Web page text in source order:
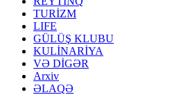
TURİZM
LIFE
GÜLÜŞ KLUBU
KULİNARİYA
VƏ DİGƏR
Arxiv
ƏLAQƏ